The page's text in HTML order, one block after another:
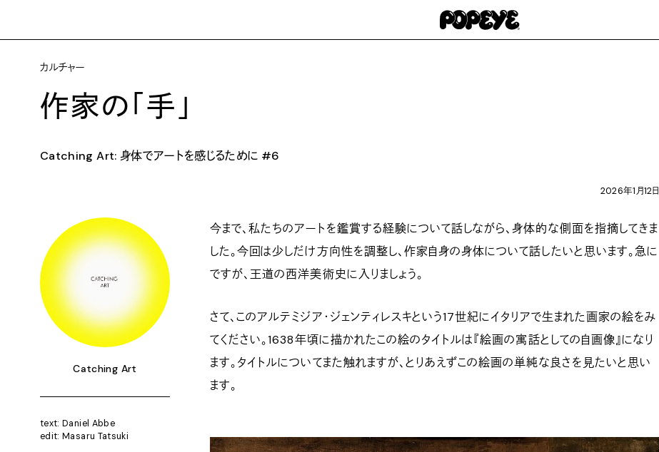
カルチャー
作家の「手」
Catching Art: 身体でアートを感じるために #6
2026年1月12日
Catching Art
text: Daniel Abbe
edit: Masaru Tatsuki
今まで、私たちのアートを鑑賞する経験について話しながら、身体的な側面を指摘してきま
した。今回は少しだけ方向性を調整し、作家自身の身体について話したいと思います。急に
ですが、王道の西洋美術史に入りましょう。
さて、このアルテミジア・ジェンティレスキという17世紀にイタリアで生まれた画家の絵をみ
てください。1638年頃に描かれたこの絵のタイトルは『絵画の寓話としての自画像』になり
ます。タイトルについてまた触れますが、とりあえずこの絵画の単純な良さを見たいと思い
ます。